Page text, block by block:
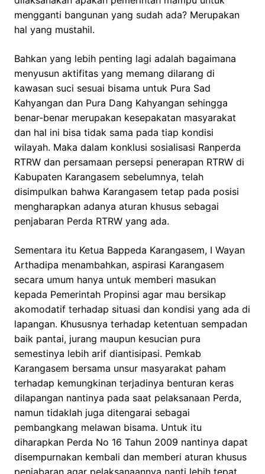
mengganti bangunan yang sudah ada? Merupakan
hal yang mustahil.
Bahkan yang lebih penting lagi adalah bagaimana
menyusun aktifitas yang memang dilarang di
kawasan suci sesuai bisama untuk Pura Sad
Kahyangan dan Pura Dang Kahyangan sehingga
benar-benar merupakan kesepakatan masyarakat
dan hal ini bisa tidak sama pada tiap kondisi
wilayah. Maka dalam konklusi sosialisasi Ranperda
RTRW dan persamaan persepsi penerapan RTRW di
Kabupaten Karangasem sebelumnya, telah
disimpulkan bahwa Karangasem tetap pada posisi
mengharapkan adanya aturan khusus sebagai
penjabaran Perda RTRW yang ada.
Sementara itu Ketua Bappeda Karangasem, I Wayan
Arthadipa menambahkan, aspirasi Karangasem
secara umum hanya untuk memberi masukan
kepada Pemerintah Propinsi agar mau bersikap
akomodatif terhadap situasi dan kondisi yang ada di
lapangan. Khususnya terhadap ketentuan sempadan
baik pantai, jurang maupun kesucian pura
semestinya lebih arif diantisipasi. Pemkab
Karangasem bersama unsur masyarakat paham
terhadap kemungkinan terjadinya benturan keras
dilapangan nantinya pada saat pelaksanaan Perda,
namun tidaklah juga ditengarai sebagai
pembangkang melawan bisama. Untuk itu
diharapkan Perda No 16 Tahun 2009 nantinya dapat
disempurnakan kembali dan memberi aturan khusus